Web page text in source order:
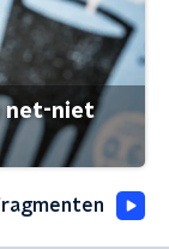
net-niet